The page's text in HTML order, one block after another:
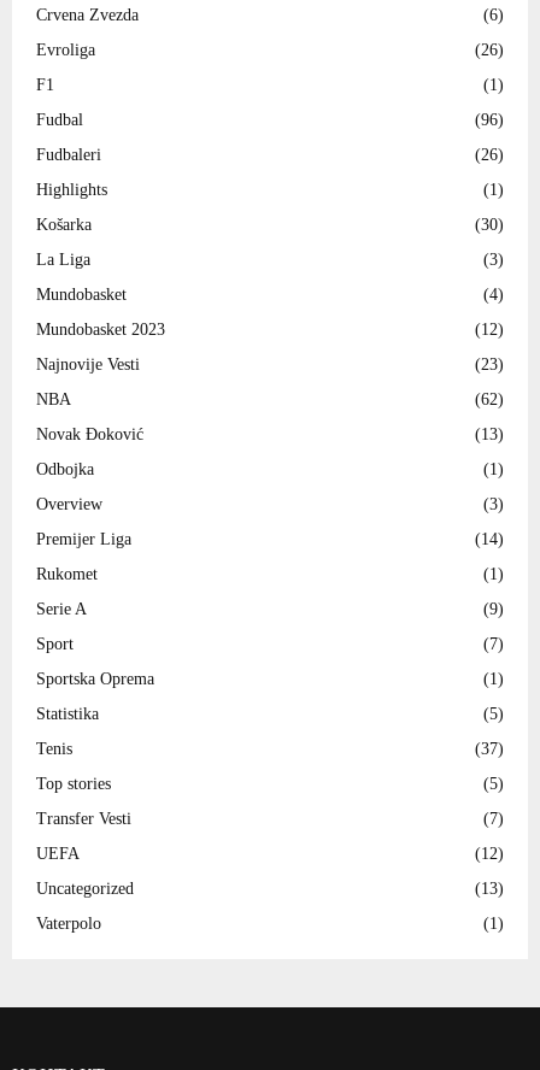
Crvena Zvezda
(6)
Evroliga
(26)
F1
(1)
Fudbal
(96)
Fudbaleri
(26)
Highlights
(1)
Košarka
(30)
La Liga
(3)
Mundobasket
(4)
Mundobasket 2023
(12)
Najnovije Vesti
(23)
NBA
(62)
Novak Đoković
(13)
Odbojka
(1)
Overview
(3)
Premijer Liga
(14)
Rukomet
(1)
Serie A
(9)
Sport
(7)
Sportska Oprema
(1)
Statistika
(5)
Tenis
(37)
Top stories
(5)
Transfer Vesti
(7)
UEFA
(12)
Uncategorized
(13)
Vaterpolo
(1)